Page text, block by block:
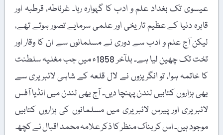
عیسوی تک بغداد علم و ادب کا گہوارہ رہا۔ غرناطہ، قرطبہ اور
قاہرہ دنیا کے عظیم تاریخی اور علمی سرمایے تصور ہوتے تھے،
لیکن آج علم و ادب سے دوری نے مسلمانوں سے ان کا وقار اور
تخت تک چھین لیا ہے۔ بلآخر 1858ء میں جب مغلیہ سلطنت
کا خاتمہ ہوا، تو انگریزوں نے لال قلعہ کے شاہی لائبریری سے
بھی ہزاروں کتابیں لندن پہنچا دیں۔ آج بھی لندن میں انڈیا آفس
لائبریری اور پیرس لائبریری میں مسلمانوں کی ہزاروں کتابیں
موجود ہیں۔ اس کربناک منظر کا ذکر علامہ محمد اقبال نے کچھ